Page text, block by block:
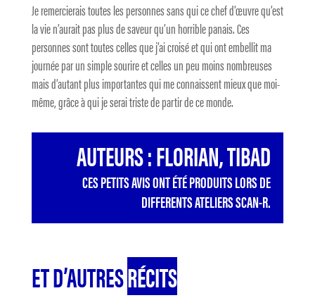
Je remercierais toutes les personnes sans qui ce chef d’œuvre qu’est
la vie n’aurait pas plus de saveur qu’un horrible panais. Ces
personnes sont toutes celles que j’ai croisé et qui ont embellit ma
journée par un simple sourire et celles un peu moins nombreuses
mais d’autant plus importantes qui me connaissent mieux que moi-
même, grâce à qui je serai triste de partir de ce monde.
AUTEURS : FLORIAN, TIBAD
CES PETITS AVIS ONT ÉTÉ PRODUITS LORS DE
DIFFERENTS ATELIERS SCAN-R.
ET D’AUTRESRÉCITS